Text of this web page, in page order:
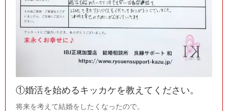
①婚活を始めるキッカケを教えてください。
将来を考えて結婚をしたくなったので。